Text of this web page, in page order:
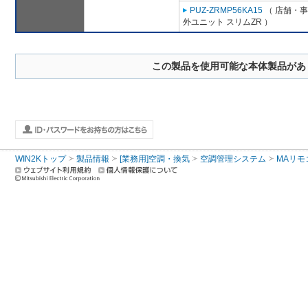
PUZ-ZRMP56KA15 （ 店舗・
外ユニット スリムZR ）
この製品を使用可能な本体製品が
WIN2Kトップ 製品情報 [業務用]空調・換気 空調管理システム MAリモ